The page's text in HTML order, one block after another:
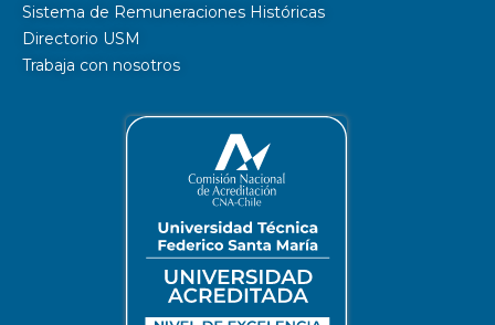
Sistema de Remuneraciones Históricas
Directorio USM
Trabaja con nosotros